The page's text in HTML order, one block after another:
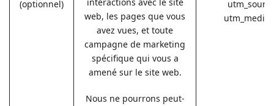
(optionnel)
interactions avec le site
web, les pages que vous
avez vues, et toute
campagne de marketing
spécifique qui vous a
amené sur le site web.
Nous ne pourrons peut-